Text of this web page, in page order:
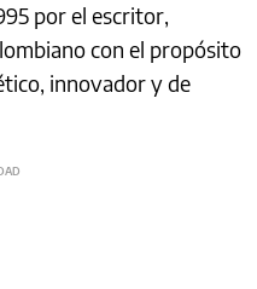
por el escritor,
con el propósito
innovador y de